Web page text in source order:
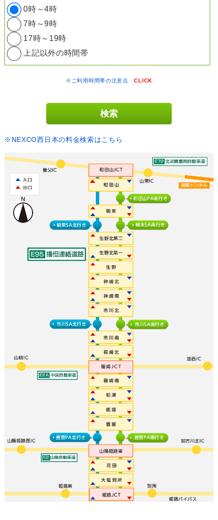
0時～4時
7時～9時
17時～19時
上記以外の時間帯
※ご利用時間帯の注意点CLICK
※NEXCO西日本の料金検索はこちら